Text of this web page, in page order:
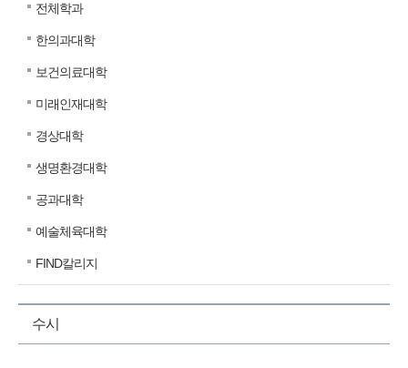
전체학과
한의과대학
보건의료대학
미래인재대학
경상대학
생명환경대학
공과대학
예술체육대학
FIND칼리지
수시